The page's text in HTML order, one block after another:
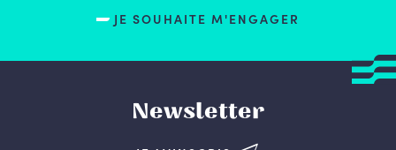
JE SOUHAITE M'ENGAGER
Newsletter